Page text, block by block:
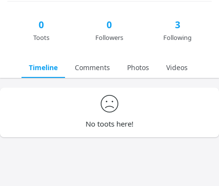
0
Toots
0
Followers
3
Following
Timeline Comments Photos Videos
No toots here!